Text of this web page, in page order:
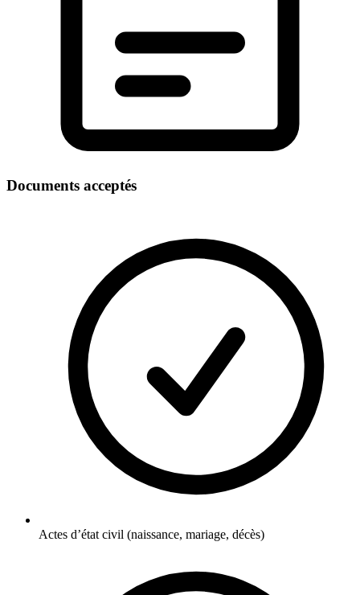
Documents acceptés
Actes d’état civil (naissance, mariage, décès)